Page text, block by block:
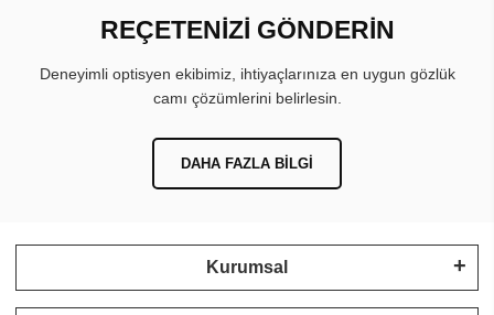
REÇETENİZİ GÖNDERİN
Deneyimli optisyen ekibimiz, ihtiyaçlarınıza en uygun gözlük
camı çözümlerini belirlesin.
DAHA FAZLA BILGI
Kurumsal